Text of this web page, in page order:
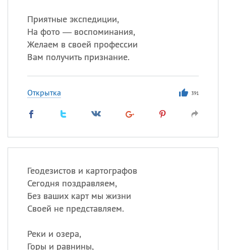
Приятные экспедиции,
На фото — воспоминания,
Желаем в своей профессии
Вам получить признание.
Открытка 391
Геодезистов и картографов
Сегодня поздравляем,
Без ваших карт мы жизни
Своей не представляем.
Реки и озера,
Горы и равнины,